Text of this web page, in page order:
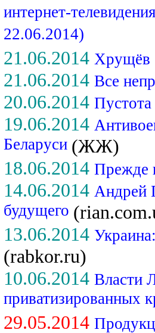
интернет-
22.06.2014)
21.06.2014 Хрущёв
21.06.2014 Все
20.06.2014
19.06.2014
Беларуси (ЖЖ)
18.06.2014 Прежде
14.06.2014 Андрей
будущего
13.06.2014
(rabkor.ru)
10.06.2014 Власти
приватизированных
29.05.2014